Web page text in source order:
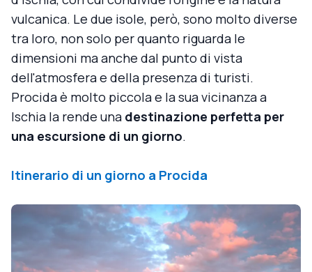
vulcanica. Le due isole, però, sono molto diverse
tra loro, non solo per quanto riguarda le
dimensioni ma anche dal punto di vista
dell'atmosfera e della presenza di turisti.
Procida è molto piccola e la sua vicinanza a
Ischia la rende una destinazione perfetta per
una escursione di un giorno.
Itinerario di un giorno a Procida